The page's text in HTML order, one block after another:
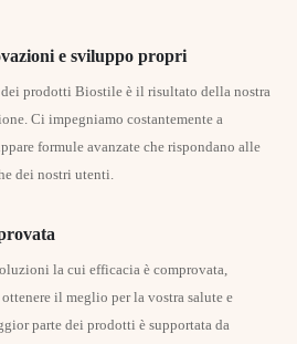
e sviluppo propri
prodotti Biostile è il risultato della nostra
Ci impegniamo costantemente a
formule avanzate che rispondano alle
dei nostri utenti.
la cui efficacia è comprovata,
il meglio per la vostra salute e
parte dei prodotti è supportata da
buono da 5 €
c'è di più...
a offerte, novitá, svendite
anticipato,...
ISCRIVITI